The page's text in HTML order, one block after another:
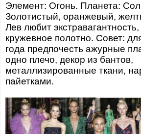
Элемент: Огонь. Планета:
Золотистый, оранжевый,
Лев любит
кружевное полотно. Совет:
года предпочесть ажурные
одно плечо, декор из бантов,
металлизированные ткани,
пайетками.